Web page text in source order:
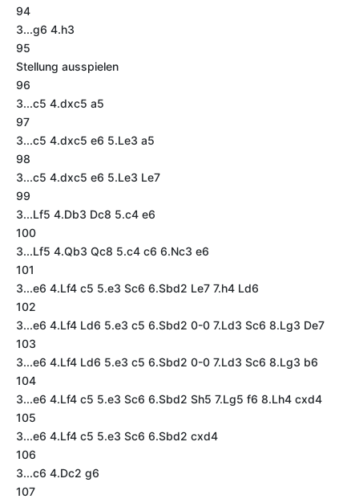
94
3...g6 4.h3
95
Stellung ausspielen
96
3...c5 4.dxc5 a5
97
3...c5 4.dxc5 e6 5.Le3 a5
98
3...c5 4.dxc5 e6 5.Le3 Le7
99
3...Lf5 4.Db3 Dc8 5.c4 e6
100
3...Lf5 4.Qb3 Qc8 5.c4 c6 6.Nc3 e6
101
3...e6 4.Lf4 c5 5.e3 Sc6 6.Sbd2 Le7 7.h4 Ld6
102
3...e6 4.Lf4 Ld6 5.e3 c5 6.Sbd2 0-0 7.Ld3 Sc6 8.Lg3 De7
103
3...e6 4.Lf4 Ld6 5.e3 c5 6.Sbd2 0-0 7.Ld3 Sc6 8.Lg3 b6
104
3...e6 4.Lf4 c5 5.e3 Sc6 6.Sbd2 Sh5 7.Lg5 f6 8.Lh4 cxd4
105
3...e6 4.Lf4 c5 5.e3 Sc6 6.Sbd2 cxd4
106
3...c6 4.Dc2 g6
107